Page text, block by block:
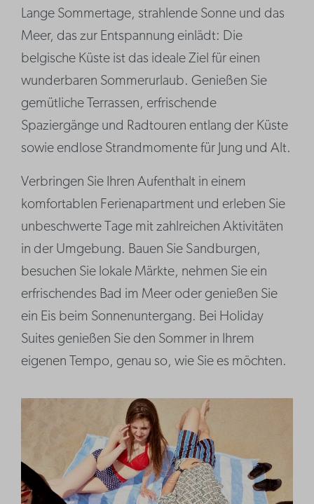
Lange Sommertage, strahlende Sonne und das
Meer, das zur Entspannung einlädt: Die
belgische Küste ist das ideale Ziel für einen
wunderbaren Sommerurlaub. Genießen Sie
gemütliche Terrassen, erfrischende
Spaziergänge und Radtouren entlang der Küste
sowie endlose Strandmomente für Jung und Alt.
Verbringen Sie Ihren Aufenthalt in einem
komfortablen Ferienapartment und erleben Sie
unbeschwerte Tage mit zahlreichen Aktivitäten
in der Umgebung. Bauen Sie Sandburgen,
besuchen Sie lokale Märkte, nehmen Sie ein
erfrischendes Bad im Meer oder genießen Sie
ein Eis beim Sonnenuntergang. Bei Holiday
Suites genießen Sie den Sommer in Ihrem
eigenen Tempo, genau so, wie Sie es möchten.